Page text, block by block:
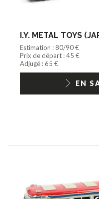
I.Y. METAL TOYS
Estimation : 80/90 €
Prix de départ : 45 €
Adjugé : 65 €
EN